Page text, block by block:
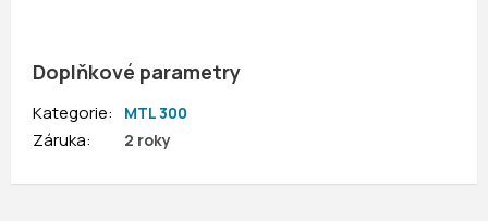
Doplňkové parametry
Kategorie: MTL 300
Záruka: 2 roky